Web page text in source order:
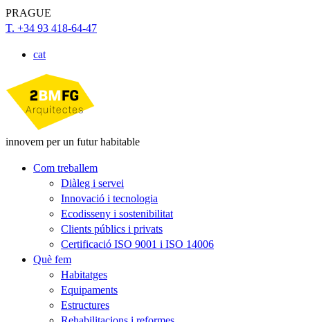
PRAGUE
T. +34 93 418-64-47
cat
innovem per un futur habitable
Com treballem
Diàleg i servei
Innovació i tecnologia
Ecodisseny i sostenibilitat
Clients públics i privats
Certificació ISO 9001 i ISO 14006
Què fem
Habitatges
Equipaments
Estructures